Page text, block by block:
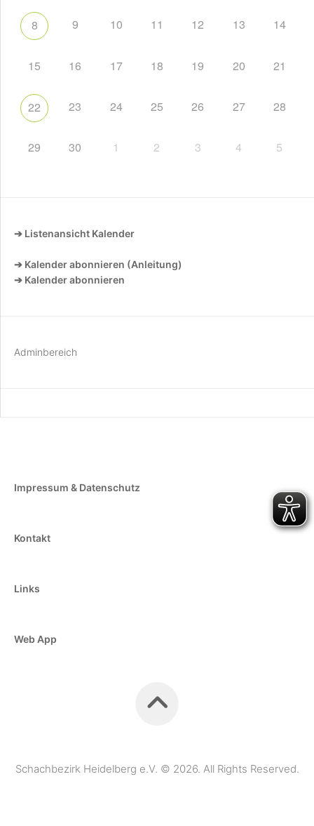
8 9 10 11 12 13 14
15 16 17 18 19 20 21
22 23 24 25 26 27 28
29 30 1 2 3 4 5
➔ Listenansicht Kalender
➔ Kalender abonnieren (Anleitung)
➔ Kalender abonnieren
Adminbereich
Impressum & Datenschutz
Kontakt
Links
Web App
Schachbezirk Heidelberg e.V. © 2026. All Rights Reserved.